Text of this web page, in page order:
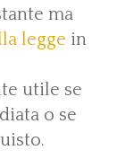
ma
legge in
utile se
o se